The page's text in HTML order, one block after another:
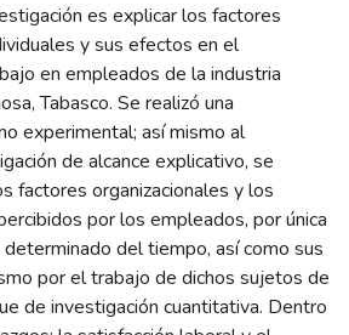
es explicar los factores
y sus efectos en el
en empleados de la industria
Tabasco. Se realizó una
experimental; así mismo al
de alcance explicativo, se
factores organizacionales y los
por los empleados, por única
del tiempo, así como sus
por el trabajo de dichos sujetos de
de investigación cuantitativa. Dentro